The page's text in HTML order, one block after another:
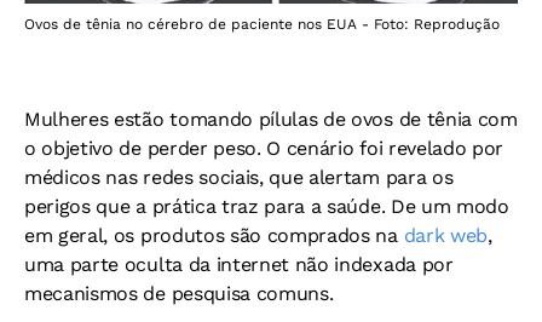
Ovos de tênia no cérebro de paciente nos EUA - Foto: Reprodução
Mulheres estão tomando pílulas de ovos de tênia com
o objetivo de perder peso. O cenário foi revelado por
médicos nas redes sociais, que alertam para os
perigos que a prática traz para a saúde. De um modo
em geral, os produtos são comprados na dark web,
uma parte oculta da internet não indexada por
mecanismos de pesquisa comuns.